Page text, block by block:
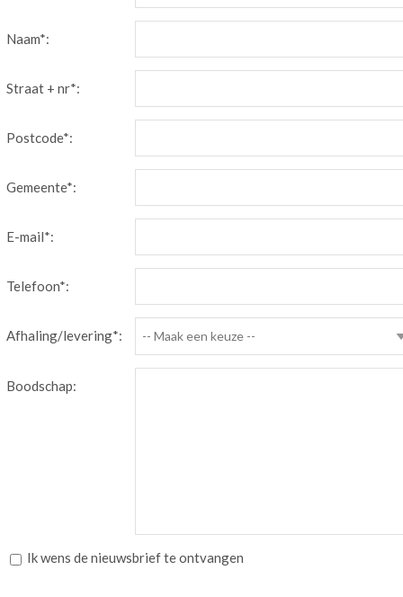
Naam*:
Straat + nr*:
Postcode*:
Gemeente*:
E-mail*:
Telefoon*:
Afhaling/levering*: -- Maak een keuze --
Boodschap:
Ik wens de nieuwsbrief te ontvangen